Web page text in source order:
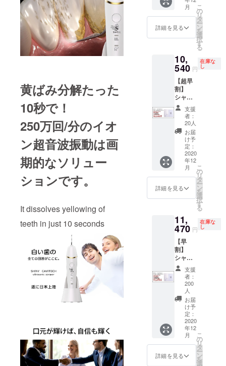
黄ばみ分解たった
10秒で！
250万回/分のイオ
ン超音波振動は画
期的なソリュー
ションです。
It dissolves yellowing of
teeth in just 10 seconds
内容＞×
２ シャ
イニー
キャビ
・密集
極細毛
ブラシ
・シリ
コンブ
ラシ ・
充電台
・充電
用アダ
プター
・取扱
説明書
月
詳細を見る
こ
の
リ
タ
ー
ン
を
選
択
す
る
10,
540 円
在庫な
し
【超早
割】
シャイ
ニー
キャビ
テック
１セッ
トのお
届けで
す。 ＜
セット
内容＞
シャイ
ニー
キャビ
・密集
極細毛
ブラシ
・シリ
コンブ
ラシ ・
充電台
・充電
用アダ
プター
・取扱
説明書
支援
者：
20人
お届
け予
定：
2020
年12
月
詳細を見る
こ
の
リ
タ
ー
ン
を
選
択
す
る
11,
470 円
在庫な
し
【早
割】
シャイ
ニー
キャビ
テック
１セッ
トのお
届けで
す。 ＜
セット
内容＞
シャイ
ニー
キャビ
支援
者：
200
人
お届
け予
定：
2020
年12
月
詳細を見る
こ
の
リ
タ
ー
ン
を
選